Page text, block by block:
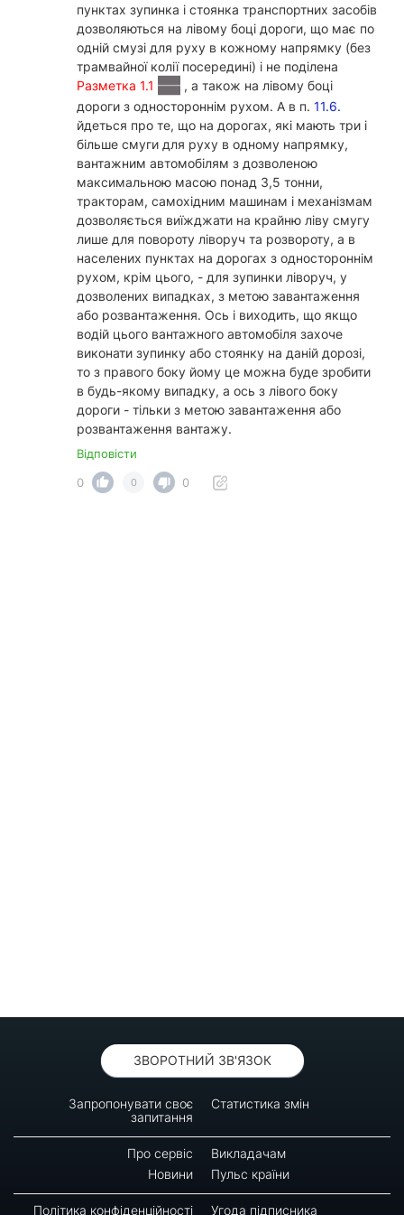
пунктах зупинка і стоянка транспортних засобів
дозволяються на лівому боці дороги, що має по
одній смузі для руху в кожному напрямку (без
трамвайної колії посередині) і не поділена
Разметка 1.1
, а також на лівому боці
дороги з одностороннім рухом. А в п. 11.6.
йдеться про те, що на дорогах, які мають три і
більше смуги для руху в одному напрямку,
вантажним автомобілям з дозволеною
максимальною масою понад 3,5 тонни,
тракторам, самохідним машинам і механізмам
дозволяється виїжджати на крайню ліву смугу
лише для повороту ліворуч та розвороту, а в
населених пунктах на дорогах з одностороннім
рухом, крім цього, - для зупинки ліворуч, у
дозволених випадках, з метою завантаження
або розвантаження. Ось і виходить, що якщо
водій цього вантажного автомобіля захоче
виконати зупинку або стоянку на даній дорозі,
то з правого боку йому це можна буде зробити
в будь-якому випадку, а ось з лівого боку
дороги - тільки з метою завантаження або
розвантаження вантажу.
Відповісти
0
0 0
ЗВОРОТНИЙ ЗВ'ЯЗОК
Запропонувати своє
запитання
Статистика змін
Про сервіс
Викладачам
Новини
Пульс країни
Політика конфіденційності Угода підписника